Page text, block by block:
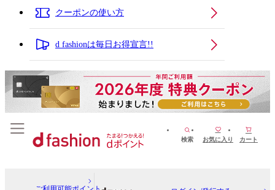
クーポンの使い方
d fashionは毎日お得宣言!!
検索 お気に入り カート